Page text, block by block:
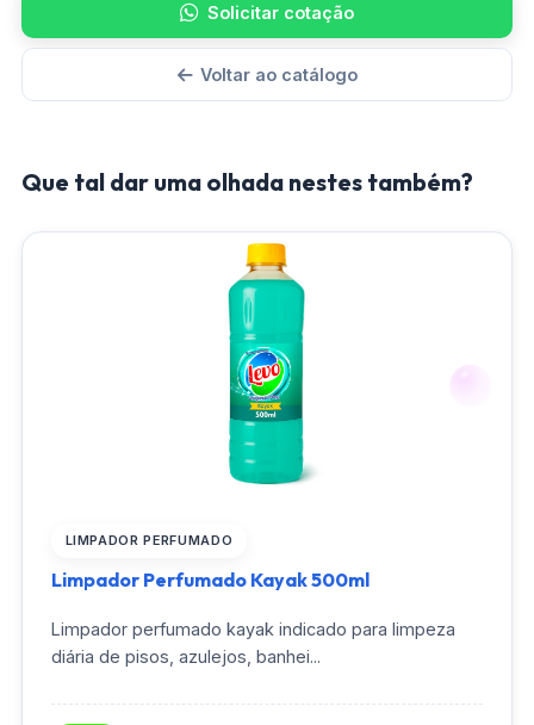
Solicitar cotação
Voltar ao catálogo
Que tal dar uma olhada nestes também?
LIMPADOR PERFUMADO
Limpador Perfumado Kayak 500ml
Limpador perfumado kayak indicado para limpeza
diária de pisos, azulejos, banhei...